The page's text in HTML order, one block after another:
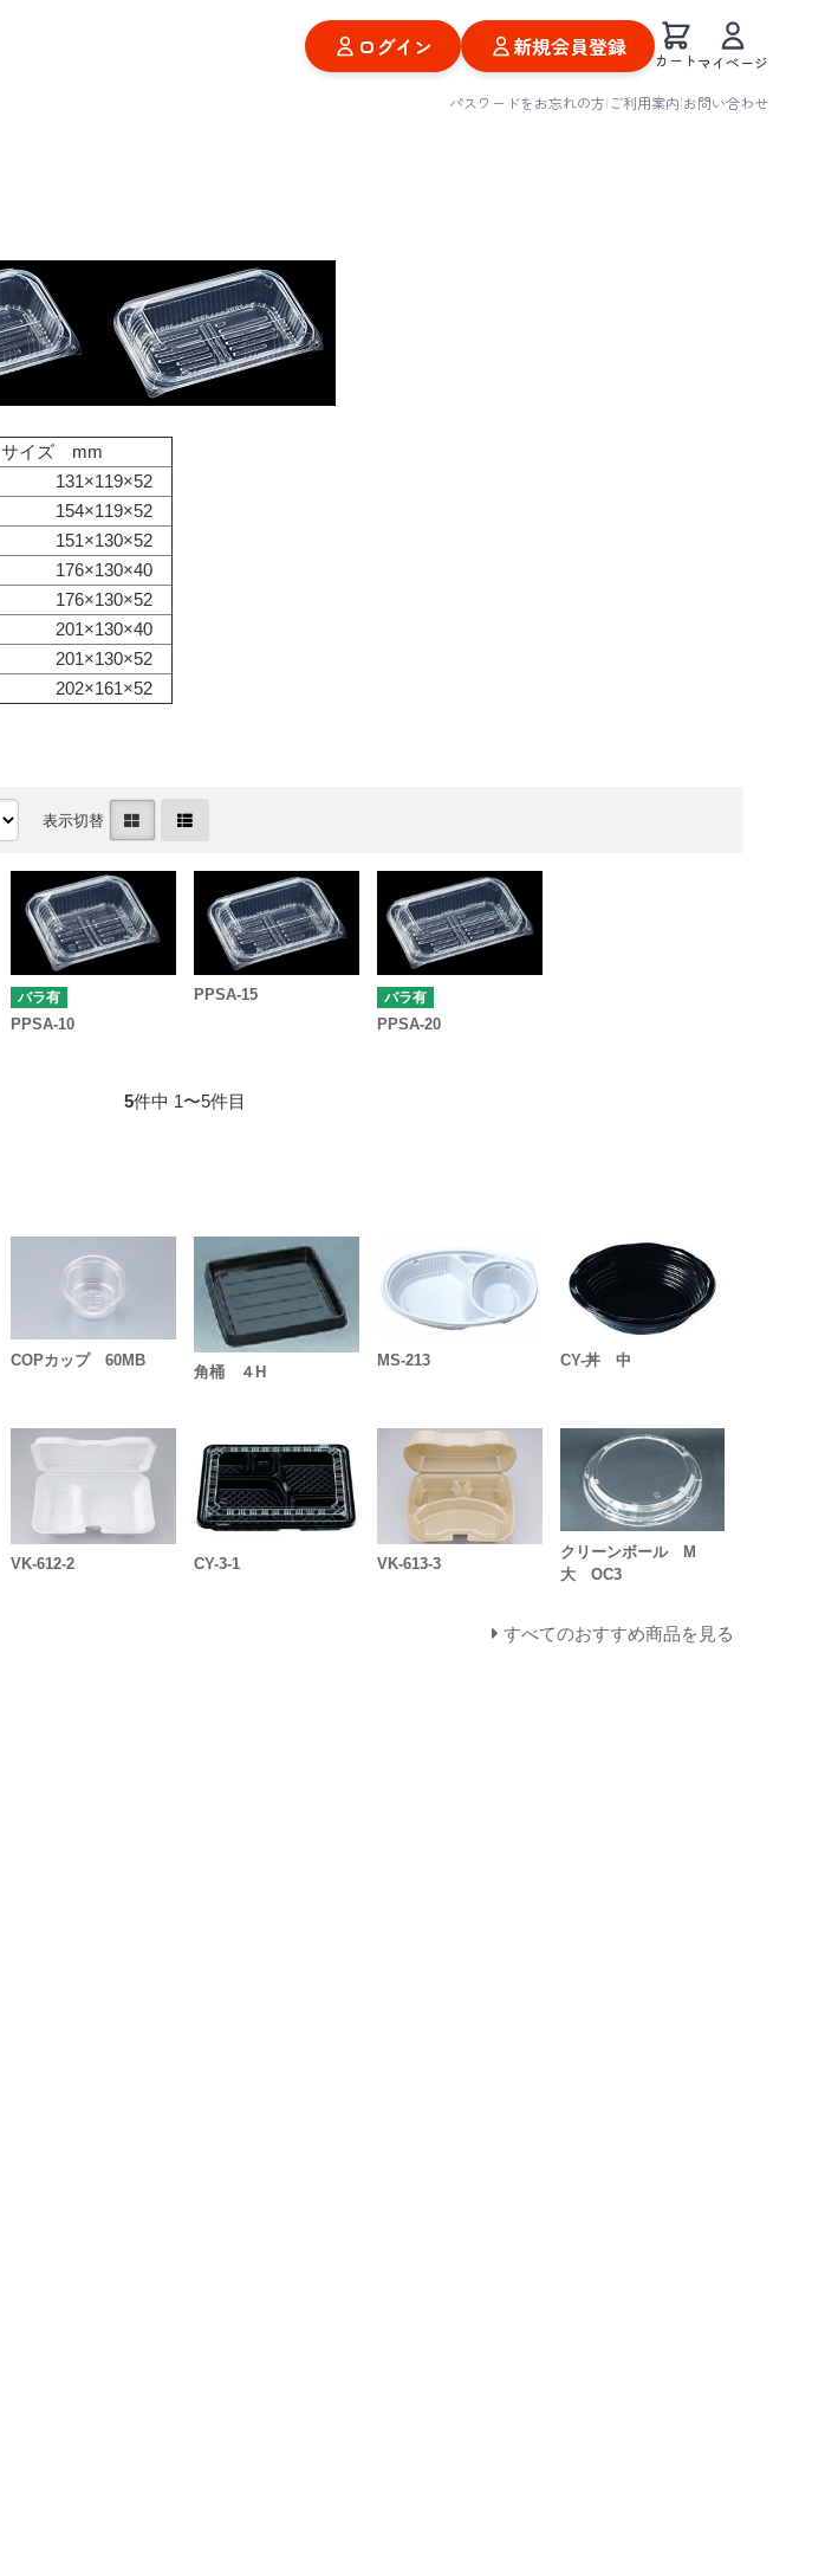
ログイン 新規会員登録 カートマイページ
パスワードをお忘れの方|ご利用案内|お問い合わせ
サイズ mm
131×119×52
154×119×52
151×130×52
176×130×40
176×130×52
201×130×40
201×130×52
202×161×52
表示切替
バラ有
PPSA-10
PPSA-15 バラ有
PPSA-20
5件中 1〜5件目
COPカップ 60MB
角桶 ４H
MS-213 CY-丼 中
VK-612-2 CY-3-1 VK-613-3
クリーンボール M
大 OC3
すべてのおすすめ商品を見る